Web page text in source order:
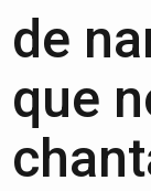
de
que